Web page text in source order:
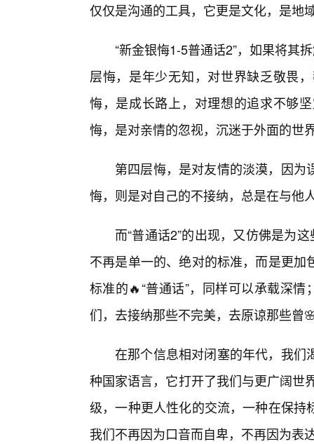
仅仅是沟通的工具，它更是文化，是地
“新金银悔1-5普通话2”，如果将其
层悔，是年少无知，对世界缺乏敬畏
悔，是成长路上，对理想的追求不够
悔，是对亲情的忽视，沉迷于外面的世
第四层悔，是对友情的淡漠，因
悔，则是对自己的不接纳，总是在与他
而“普通话2”的出现，又仿佛是为
不再是单一的、绝对的标准，而是更
标准的🔥“普通话”，同样可以承载深
们，去接纳那些不完美，去原谅那些曾
在那个信息相对闭塞的年代，我们
种国家语言，它打开了我们与更广阔世
级，一种更人性化的交流，一种在保
我们不再因为口音而自卑，不再因为表